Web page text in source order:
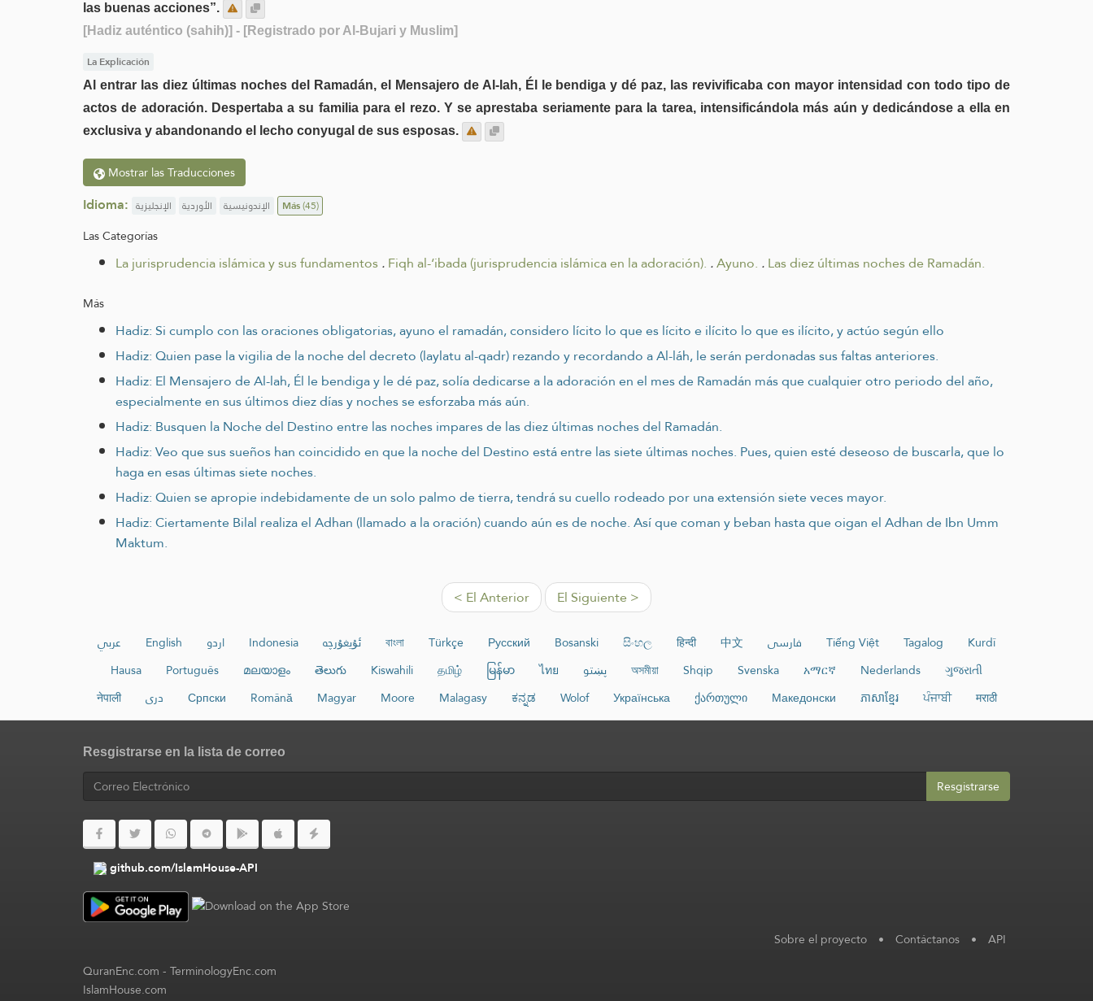
las buenas acciones”.
[Hadiz auténtico (sahih)] - [Registrado por Al-Bujari y Muslim]
La Explicación
Al entrar las diez últimas noches del Ramadán, el Mensajero de Al-lah, Él le bendiga y dé paz, las revivificaba con mayor intensidad con todo tipo de
actos de adoración. Despertaba a su familia para el rezo. Y se aprestaba seriamente para la tarea, intensificándola más aún y dedicándose a ella en
exclusiva y abandonando el lecho conyugal de sus esposas.
Mostrar las Traducciones
Idioma: الإنجليزية الأوردية الإندونيسية Más(45)
Las Categorías
La jurisprudencia islámica y sus fundamentos.Fiqh al-‘ibada (jurisprudencia islámica en la adoración). .Ayuno. .Las diez últimas noches de Ramadán.
Más
Hadiz: Si cumplo con las oraciones obligatorias, ayuno el ramadán, considero lícito lo que es lícito e ilícito lo que es ilícito, y actúo según ello
Hadiz: Quien pase la vigilia de la noche del decreto (laylatu al-qadr) rezando y recordando a Al-láh, le serán perdonadas sus faltas anteriores.
Hadiz: El Mensajero de Al-lah, Él le bendiga y le dé paz, solía dedicarse a la adoración en el mes de Ramadán más que cualquier otro periodo del año,
especialmente en sus últimos diez días y noches se esforzaba más aún.
Hadiz: Busquen la Noche del Destino entre las noches impares de las diez últimas noches del Ramadán.
Hadiz: Veo que sus sueños han coincidido en que la noche del Destino está entre las siete últimas noches. Pues, quien esté deseoso de buscarla, que lo
haga en esas últimas siete noches.
Hadiz: Quien se apropie indebidamente de un solo palmo de tierra, tendrá su cuello rodeado por una extensión siete veces mayor.
Hadiz: Ciertamente Bilal realiza el Adhan (llamado a la oración) cuando aún es de noche. Así que coman y beban hasta que oigan el Adhan de Ibn Umm
Maktum.
< El Anterior El Siguiente >
عربي English اردو Indonesia ئۇيغۇرچە বাংলা Türkçe Русский Bosanski සිංහල हिन्दी 中文 فارسی Tiếng Việt Tagalog
Kurdî
Hausa
Português മലയാളം తెలుగు Kiswahili தமிழ் မြန်မာ ไทย پښتو অসমীয়া Shqip Svenska አማርኛ Nederlands
ગુજરાતી
नेपाली
دری Српски Română Magyar Moore Malagasy ಕನ್ನಡ Wolof Українська ქართული Македонски ភាសាខ្មែរ ਪੰਜਾਬੀ मराठी
Resgistrarse en la lista de correo
Resgistrarse
github.com/IslamHouse-API
Sobre el proyecto • Contáctanos • API
QuranEnc.com-TerminologyEnc.com
IslamHouse.com